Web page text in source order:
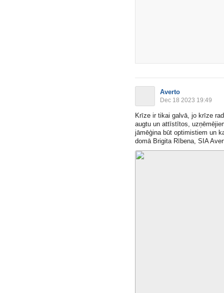
Averto
Dec 18 2023 19:49
Krīze ir tikai galvā, jo krīze
augtu un attīstītos,
jāmēģina būt optimistiem un
domā Brigita Rībena, SIA